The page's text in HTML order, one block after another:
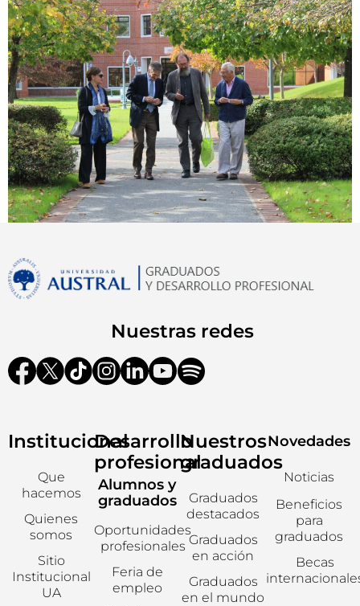
Nuestras redes
Institucional
Que
hacemos
Quienes
somos
Sitio
Institucional
UA
Desarrollo
profesional
Alumnos y
graduados
Oportunidades
profesionales
Feria de
empleo
Nuestros
graduados
Graduados
destacados
Graduados
en acción
Graduados
en el mundo
Novedades
Noticias
Beneficios
para
graduados
Becas